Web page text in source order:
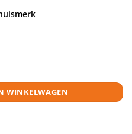
aantal
WINKELWAGEN